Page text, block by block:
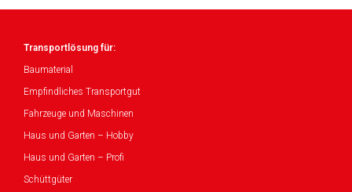
Transportlösung für:
Baumaterial
Empfindliches Transportgut
Fahrzeuge und Maschinen
Haus und Garten – Hobby
Haus und Garten – Profi
Schüttgüter